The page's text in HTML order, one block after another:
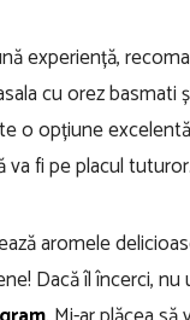
experiență,
cu orez basmati
o opțiune
va fi pe placul tuturor.
aromele
Dacă îl încerci, nu